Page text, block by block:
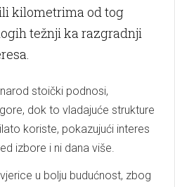
kilometrima od tog
težnji ka razgradnji
stoički podnosi,
dok to vladajuće strukture
koriste, pokazujući interes
izbore i ni dana više.
u bolju budućnost, zbog